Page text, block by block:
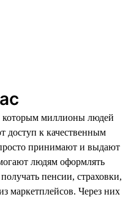
которым миллионы людей
доступ к качественным
принимают и выдают
людям оформлять
пенсии, страховки,
маркетплейсов. Через них